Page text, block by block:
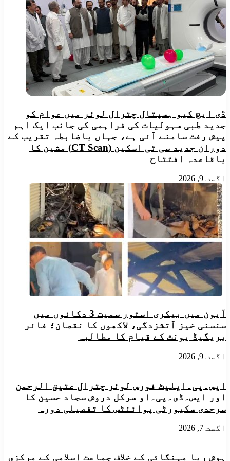
سخت
انتظامات
چترال
پریس
کلب
کے
نومنتخب
کابینہ
سے
حلف
لیا
ڈی ایچ کیو ہسپتال چترال لوئر میں عوام کو
جدید طبی سہولیات کی فراہمی کی جانب ایک اہم
پیش رفت سامنے آئی ہے، جہاں باضابطہ تقریب کے
دوران جدید سی ٹی اسکین (CT Scan) مشین کا
باقاعدہ افتتاح
اگست 9, 2026
آیون میں بیکری اسٹور سمیت 3 دکانوں میں
سنسنی خیز آتشزدگی، لاکھوں کا نقصان؛ فائر
بریگیڈ یونٹ کے قیام کا مطالبہ
اگست 9, 2026
ایس۔پی۔ایلیٹ فورس لوئر چترال عتیق الرحمن
اور ایس۔ڈی۔پی۔او سرکل دروش سجاد حسین کا
سرحدی سکیورٹی پوائنٹس کا تفصیلی دورہ
اگست 7, 2026
ہوش ربا مہنگائی کے خلاف جماعت اسلامی کے مرکزی